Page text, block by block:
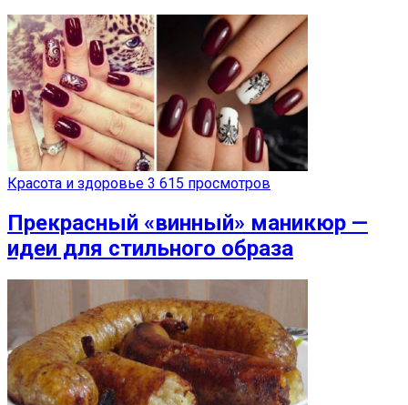
Красота и здоровье 3 615 просмотров
Прекрасный «винный» маникюр —
идеи для стильного образа